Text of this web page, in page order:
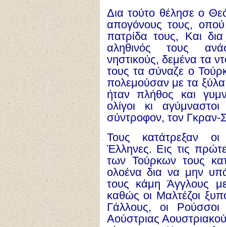
Δια τούτο θέλησε ο
απογόνους τους,
πατρίδα τους, Και
αληθινός τους
νηστικούς, δεμένα τα
τους τα σύναζε ο
πολεμούσαν με τα ξύλα
ήταν πλήθος και
ολίγοι κι
σύντροφον, τον Γκραν-
Τους κατάτρεξαν
Έλληνες. Εις τις
των Τούρκων τους
ολοένα δια να μην
τους κάμη Άγγλους
καθώς οι Μαλτέζοι
Γάλλους, οι
Αούστριας